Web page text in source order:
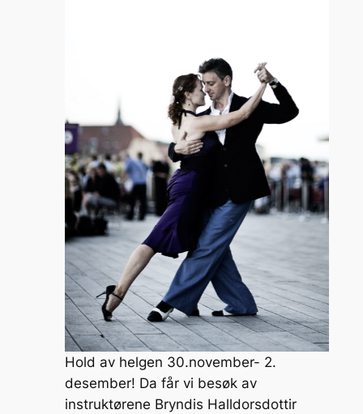
k
n
g
er
b
o
o
k
c
h
at
Hold av helgen 30.november- 2.
desember! Da får vi besøk av
instruktørene Bryndis Halldorsdottir